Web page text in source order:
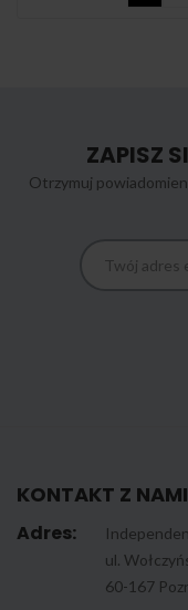
ZAPISZ
Otrzymuj
KONTAKT Z NAMI
Adres:
ul.
60-167